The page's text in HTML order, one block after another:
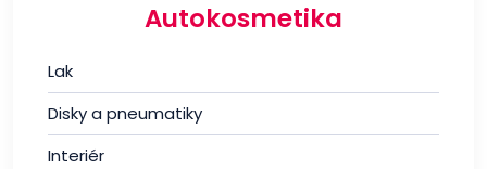
Autokosmetika
Lak
Disky a pneumatiky
Interiér